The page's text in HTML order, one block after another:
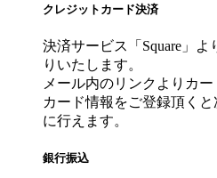
クレジットカード決済
決済サービス「Square」
りいたします。
メール内のリンクよりカ
カード情報をご登録頂く
に行えます。
銀行振込